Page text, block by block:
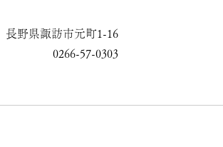
長野県諏訪市元町1-16
0266-57-0303